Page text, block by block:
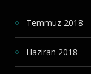
Temmuz 2018
Haziran 2018